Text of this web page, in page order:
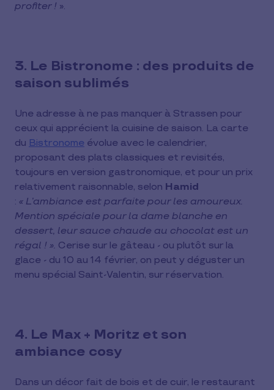
profiter ! ».
3. Le Bistronome : des produits de
saison sublimés
Une adresse à ne pas manquer à Strassen pour
ceux qui apprécient la cuisine de saison. La carte
du Bistronome évolue avec le calendrier,
proposant des plats classiques et revisités,
toujours en version gastronomique, et pour un prix
relativement raisonnable, selon Hamid
: « L’ambiance est parfaite pour les amoureux.
Mention spéciale pour la dame blanche en
dessert, leur sauce chaude au chocolat est un
régal ! ». Cerise sur le gâteau - ou plutôt sur la
glace - du 10 au 14 février, on peut y déguster un
menu spécial Saint-Valentin, sur réservation.
4. Le Max + Moritz et son
ambiance cosy
Dans un décor fait de bois et de cuir, le restaurant